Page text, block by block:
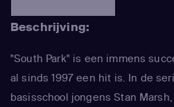
Beschrijving:
"South Park" is een immens
al sinds 1997 een hit is. In de
basisschool jongens Stan